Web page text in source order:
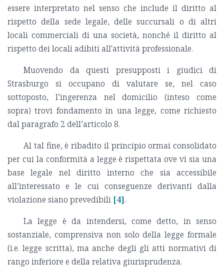
essere interpretato nel senso che include il diritto al
rispetto della sede legale, delle succursali o di altri
locali commerciali di una società, nonché il diritto al
rispetto dei locali adibiti all'attività professionale.
Muovendo da questi presupposti i giudici di
Strasburgo si occupano di valutare se, nel caso
sottoposto, l’ingerenza nel domicilio (inteso come
sopra) trovi fondamento in una legge, come richiesto
dal paragrafo 2 dell’articolo 8.
Al tal fine, è ribadito il principio ormai consolidato
per cui la conformità a legge è rispettata ove vi sia una
base legale nel diritto interno che sia accessibile
all’interessato e le cui conseguenze derivanti dalla
violazione siano prevedibili [4].
La legge è da intendersi, come detto, in senso
sostanziale, comprensiva non solo della legge formale
(i.e. legge scritta), ma anche degli gli atti normativi di
rango inferiore e della relativa giurisprudenza.